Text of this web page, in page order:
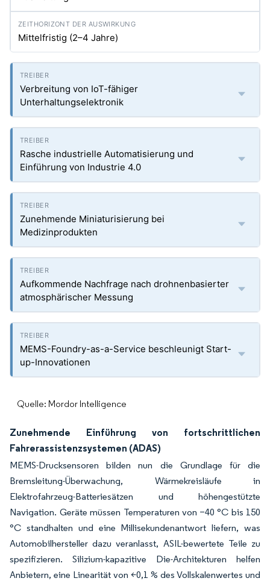
Mittelfristig (2–4 Jahre)
Verbreitung von IoT-fähiger
Unterhaltungselektronik
Rasche industrielle Automatisierung und
Einführung von Industrie 4.0
Zunehmende Miniaturisierung bei
Medizinprodukten
Aufkommende Nachfrage nach drohnenbasierter
atmosphärischer Messung
MEMS-Foundry-as-a-Service beschleunigt Start-
up-Innovationen
Quelle: Mordor Intelligence
Zunehmende Einführung von fortschrittlichen
Fahrerassistenzsystemen (ADAS)
MEMS-Drucksensoren bilden nun die Grundlage für die
Bremsleitung-Überwachung, Wärmekreisläufe in
Elektrofahrzeug-Batteriesätzen und höhengestützte
Navigation. Geräte müssen Temperaturen von −40 °C bis 150
°C standhalten und eine Millisekundenantwort liefern, was
Automobilhersteller dazu veranlasst, ASIL-bewertete Teile zu
spezifizieren. Silizium-kapazitive Die-Architekturen helfen
Anbietern, eine Linearität von <0,1 % des Vollskalenwertes und